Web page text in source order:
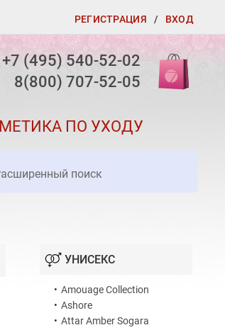
РЕГИСТРАЦИЯ / ВХОД
+7 (495) 540-52-02
8(800) 707-52-05
ПО УХОДУ
поиск
УНИСЕКС
• Amouage Collection
• Ashore
• Attar Amber Sogara